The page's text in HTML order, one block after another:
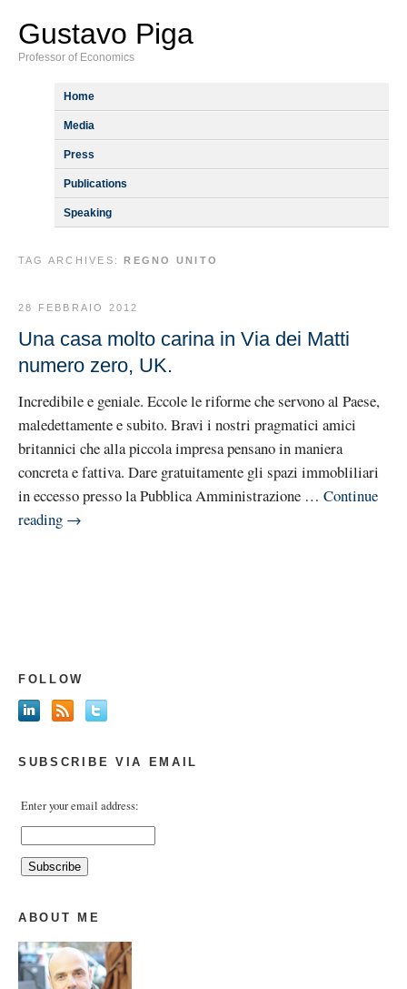
Gustavo Piga
Professor of Economics
Home
Media
Press
Publications
Speaking
TAG ARCHIVES:REGNO UNITO
28 FEBBRAIO 2012
Una casa molto carina in Via dei Matti
numero zero, UK.
Incredibile e geniale. Eccole le riforme che servono al Paese,
maledettamente e subito. Bravi i nostri pragmatici amici
britannici che alla piccola impresa pensano in maniera
concreta e fattiva. Dare gratuitamente gli spazi immobliliari
in eccesso presso la Pubblica Amministrazione … Continue
reading →
FOLLOW
SUBSCRIBE VIA EMAIL
Enter your email address:
ABOUT ME